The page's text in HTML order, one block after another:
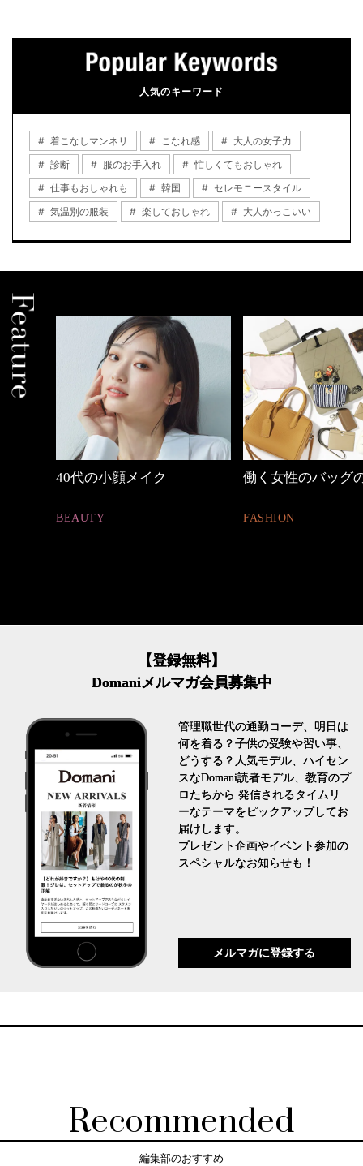
人気のキーワード
着こなしマンネリ こなれ感
大人の女子力
診断
服のお手入れ
忙しくてもおしゃれ
仕事もおしゃれも
韓国
セレモニースタイル
気温別の服装
楽しておしゃれ 大人かっこいい
顔メイク 働く女性のバッグの中身
【
【登録無料】
Domaniメルマガ会員募集中
管理職世代の通勤コーデ、明日は
何を着る？子供の受験や習い事、
どうする？人気モデル、ハイセン
スなDomani読者モデル、教育のプ
ロたちから 発信されるタイムリ
ーなテーマをピックアップしてお
届けします。
プレゼント企画やイベント参加の
スペシャルなお知らせも！
メルマガに登録する
Recommended
編集部のおすすめ